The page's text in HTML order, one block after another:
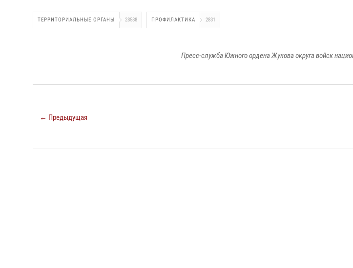
ТЕРРИТОРИАЛЬНЫЕ ОРГАНЫ 28588 ПРОФИЛАКТИКА 2831
Пресс-служба Южного ордена Жукова округа войск
← Предыдущая